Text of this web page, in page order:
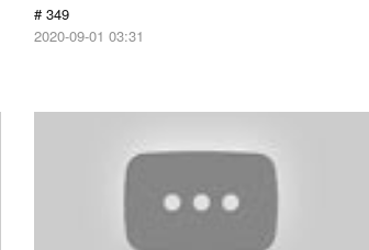
# 349
2020-09-01 03:31